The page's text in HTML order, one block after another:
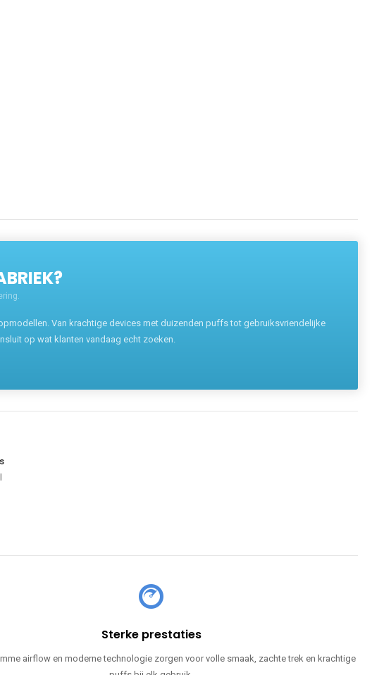
Van krachtige devices met duizenden puffs tot gebruiksvriendelijke
op wat klanten vandaag echt zoeken.
Sterke prestaties
airflow en moderne technologie zorgen voor volle smaak, zachte trek en krachtige